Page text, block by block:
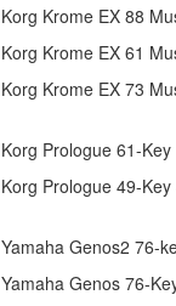
Korg Krome EX 88
Korg Krome EX 61
Korg Krome EX 73
Korg Prologue 61-
Korg Prologue 49-
Yamaha Genos2 76-
Yamaha Genos 76-